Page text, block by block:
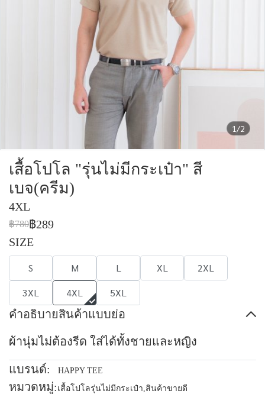
1/2
เสื้อโปโล "รุ่นไม่มีกระเป๋า" สี
เบจ(ครีม)
4XL
฿780฿289
SIZE
S M L XL
2XL
3XL
4XL 5XL
คำอธิบายสินค้าแบบย่อ
ผ้านุ่มไม่ต้องรีด ใส่ได้ทั้งชายและหญิง
แบรนด์: HAPPY TEE
หมวดหมู่: เสื้อโปโลรุ่นไม่มีกระเป๋า,สินค้าขายดี